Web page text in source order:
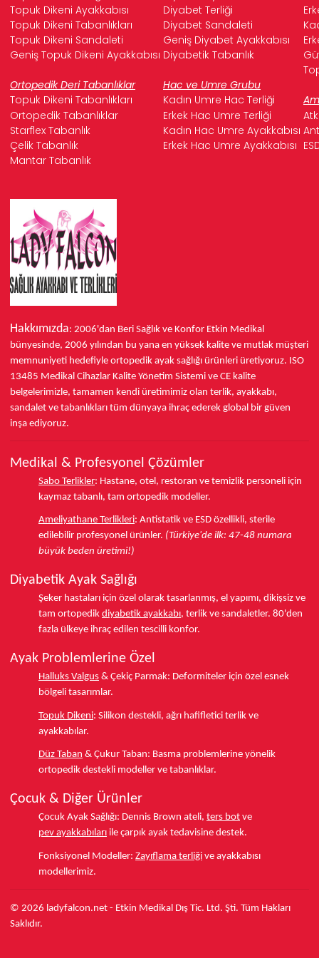
Topuk Dikeni Ayakkabısı
Diyabet Terliği
Topuk Dikeni Tabanlıkları
Diyabet Sandaleti
Topuk Dikeni Sandaleti
Geniş Diyabet Ayakkabısı
Geniş Topuk Dikeni Ayakkabısı Diyabetik Tabanlık
Ortopedik Deri Tabanlıklar
Hac ve Umre Grubu
Topuk Dikeni Tabanlıkları
Kadın Umre Hac Terliği
Ortopedik Tabanlıklar
Erkek Hac Umre Terliği
Starflex Tabanlık
Kadın Hac Umre Ayakkabısı
Çelik Tabanlık
Erkek Hac Umre Ayakkabısı
Mantar Tabanlık
Hakkımızda: 2006'dan Beri Sağlık ve Konfor Etkin Medikal
bünyesinde, 2006 yılından bu yana en yüksek kalite ve mutlak müşteri
memnuniyeti hedefiyle ortopedik ayak sağlığı ürünleri üretiyoruz. ISO
13485 Medikal Cihazlar Kalite Yönetim Sistemi ve CE kalite
belgelerimizle, tamamen kendi üretimimiz olan terlik, ayakkabı,
sandalet ve tabanlıkları tüm dünyaya ihraç ederek global bir güven
inşa ediyoruz.
Medikal & Profesyonel Çözümler
Sabo Terlikler: Hastane, otel, restoran ve temizlik personeli için
kaymaz tabanlı, tam ortopedik modeller.
Ameliyathane Terlikleri: Antistatik ve ESD özellikli, sterile
edilebilir profesyonel ürünler. (Türkiye'de ilk: 47-48 numara
büyük beden üretimi!)
Diyabetik Ayak Sağlığı
Şeker hastaları için özel olarak tasarlanmış, el yapımı, dikişsiz ve
tam ortopedik diyabetik ayakkabı, terlik ve sandaletler. 80'den
fazla ülkeye ihraç edilen tescilli konfor.
Ayak Problemlerine Özel
Halluks Valgus & Çekiç Parmak: Deformiteler için özel esnek
bölgeli tasarımlar.
Topuk Dikeni: Silikon destekli, ağrı hafifletici terlik ve
ayakkabılar.
Düz Taban & Çukur Taban: Basma problemlerine yönelik
ortopedik destekli modeller ve tabanlıklar.
Çocuk & Diğer Ürünler
Çocuk Ayak Sağlığı: Dennis Brown ateli, ters bot ve
pev ayakkabıları ile çarpık ayak tedavisine destek.
Fonksiyonel Modeller: Zayıflama terliği ve ayakkabısı
modellerimiz.
© 2026 ladyfalcon.net - Etkin Medikal Dış Tic. Ltd. Şti. Tüm Hakları
Saklıdır.